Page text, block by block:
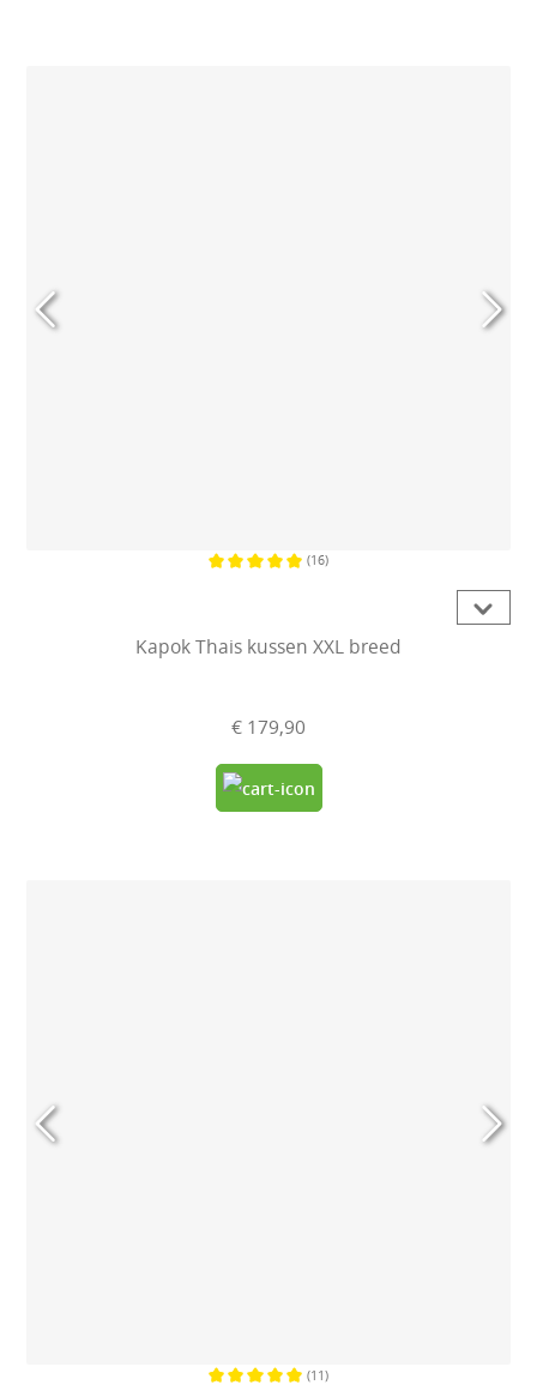
Gemiddelde waardering van 5 van
(16)
Kapok Thais kussen XXL breed
€ 179,90
Gemiddelde waardering van 5 van
(11)